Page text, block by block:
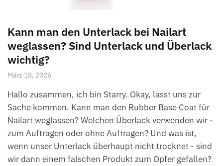
Kann man den Unterlack bei Nailart
weglassen? Sind Unterlack und Überlack
wichtig?
März 18, 2026
Hallo zusammen, ich bin Starry. Okay, lasst uns zur
Sache kommen. Kann man den Rubber Base Coat für
Nailart weglassen? Welchen Überlack verwenden wir -
zum Auftragen oder ohne Auftragen? Und was ist,
wenn unser Unterlack überhaupt nicht trocknet - sind
wir dann einem falschen Produkt zum Opfer gefallen?